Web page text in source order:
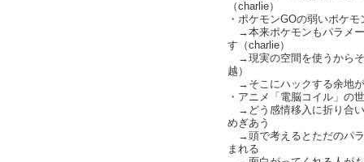
（charlie）
・ポケモンGOの弱いポケ
→本来ポケモンもパラメー
す（charlie）
→現実の空間を使うからそ
越）
→そこにハックする余地
・アニメ「電脳コイル」の
→どう感情移入に折り合い
めぎあう
→頭で考えるとただのパラ
まれる